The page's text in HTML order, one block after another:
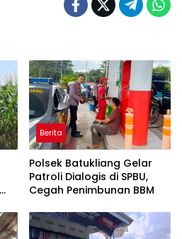
Berita
Polsek Batukliang Gelar
Patroli Dialogis di SPBU,
Cegah Penimbunan BBM